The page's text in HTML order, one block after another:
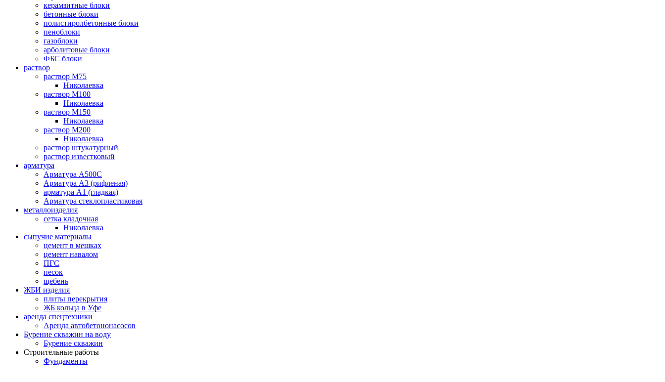
керамзитные блоки
бетонные блоки
полистиролбетонные блоки
пеноблоки
газоблоки
арболитовые блоки
ФБС блоки
раствор
раствор М75
Николаевка
раствор М100
Николаевка
раствор М150
Николаевка
раствор М200
Николаевка
раствор штукатурный
раствор известковый
арматура
Aрматура A500C
Арматура А3 (рифленая)
арматура А1 (гладкая)
Арматура стеклопластиковая
металлоизделия
cетка кладочная
Николаевка
сыпучие материалы
цемент в мешках
цемент навалом
ПГС
песок
щебень
ЖБИ изделия
плиты перекрытия
ЖБ кольца в Уфе
аренда спецтехники
Аренда автобетононасосов
Бурение скважин на воду
Бурение скважин
Строительные работы
Фундаменты